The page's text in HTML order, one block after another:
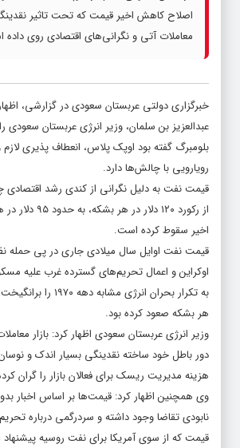
اصلاح کاهش اخیر قیمت که تحت تاثیر
معاملات آتی و نگرانی‌های اقتصادی روی
خبرگزاری دولتی عربستان سعودی در گزارشی،
عبدالعزیز بن سلمان، وزیر انرژی عربستان سعودی
بلومبرگ گفته بود اوپک پلاس، انعطاف پذیری لازم
رویارویی با چالش‌ها دارد.
قیمت نفت به دلیل نگرانی از کندی رشد اقتصادی
از رکورد ۱۲۰
اخیر سقوط کرده است.
قیمت نفت اوایل سال میلادی جاری در پی حمله
اوکراین و اعمال تحریم‌های گسترده غرب علیه
هر بشکه صعود کرده بود.
وزیر انرژی عربستان سعودی اظهار کرد: بازار
دور باطل خود ساخته نقدینگی بسیار اندک و
هزینه مدیریت ریسک برای فعالان بازار را گران
وی همچنین اظهار کرد: قیمت‌ها بر اساس اخبار
نابودی تقاضا وجود داشته و سردرگمی درباره
قیمت که از سوی آمریکا برای نفت روسیه